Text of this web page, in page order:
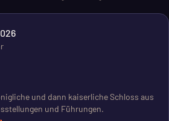
und dann kaiserliche Schloss aus
und Führungen.